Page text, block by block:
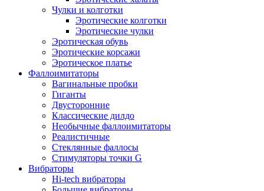
Чулки и колготки
Эротические колготки
Эротические чулки
Эротическая обувь
Эротические корсажи
Эротическое платье
Фаллоимитаторы
Вагинальные пробки
Гиганты
Двусторонние
Классические дилдо
Необычные фаллоимитаторы
Реалистичные
Стеклянные фаллосы
Стимуляторы точки G
Вибраторы
Hi-tech вибраторы